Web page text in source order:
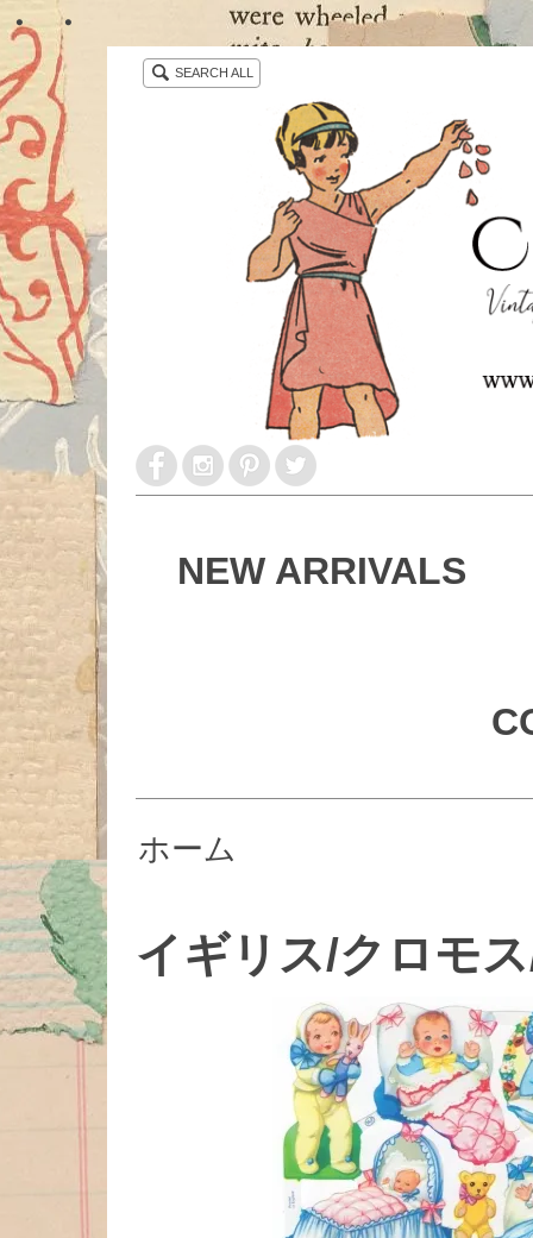
・ ・
SEARCH ALL
NEW ARRIVALS
ホーム
イギリス/クロモ